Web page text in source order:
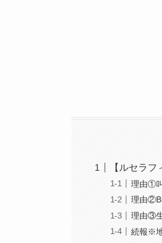
【ルセラ
理由①
理由
理由③
続報※